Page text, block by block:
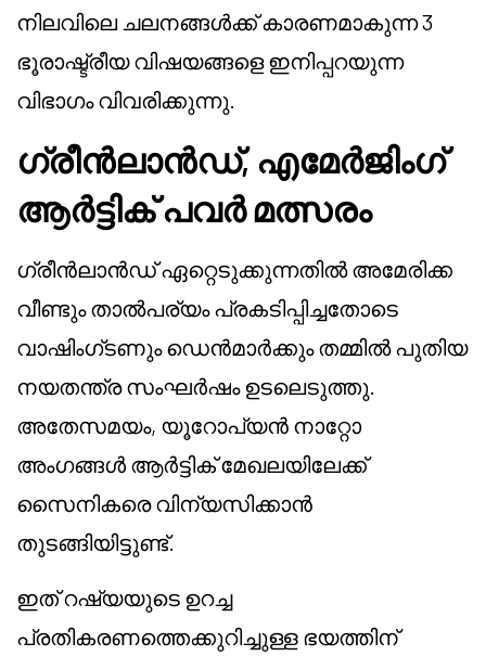
നിലവിലെ ചലനങ്ങൾക്ക് കാരണമാകുന്ന 3
ഭൂരാഷ്ട്രീയ വിഷയങ്ങളെ ഇനിപ്പറയുന്ന
വിഭാഗം വിവരിക്കുന്നു.
ഗ്രീൻലാൻഡ്, എമേർജിംഗ്
ആർട്ടിക് പവർ മത്സരം
ഗ്രീൻലാൻഡ് ഏറ്റെടുക്കുന്നതിൽ അമേരിക്ക
വീണ്ടും താൽപര്യം പ്രകടിപ്പിച്ചതോടെ
വാഷിംഗ്ടണും ഡെൻമാർക്കും തമ്മിൽ പുതിയ
നയതന്ത്ര സംഘർഷം ഉടലെടുത്തു.
അതേസമയം, യൂറോപ്യൻ നാറ്റോ
അംഗങ്ങൾ ആർട്ടിക് മേഖലയിലേക്ക്
സൈനികരെ വിന്യസിക്കാൻ
തുടങ്ങിയിട്ടുണ്ട്.
ഇത് റഷ്യയുടെ ഉറച്ച
പ്രതികരണത്തെക്കുറിച്ചുള്ള ഭയത്തിന്